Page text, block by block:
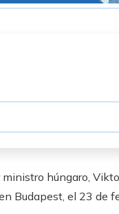
húngaro,
Budapest, el 23 de